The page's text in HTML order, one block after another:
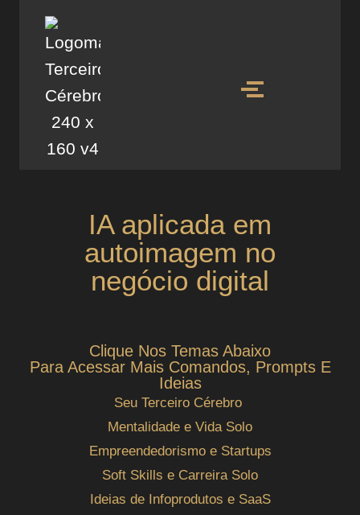
IA aplicada em
autoimagem no
negócio digital
Clique Nos Temas Abaixo
Para Acessar Mais Comandos, Prompts E
Ideias
Seu Terceiro Cérebro
Mentalidade e Vida Solo
Empreendedorismo e Startups
Soft Skills e Carreira Solo
Ideias de Infoprodutos e SaaS